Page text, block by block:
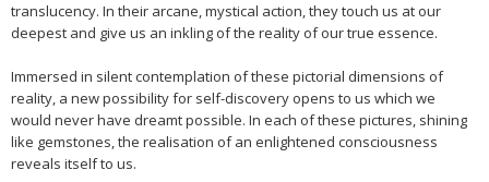
translucency. In their arcane, mystical action, they touch us at our
deepest and give us an inkling of the reality of our true essence.
Immersed in silent contemplation of these pictorial dimensions of
reality, a new possibility for self-discovery opens to us which we
would never have dreamt possible. In each of these pictures, shining
like gemstones, the realisation of an enlightened consciousness
reveals itself to us.